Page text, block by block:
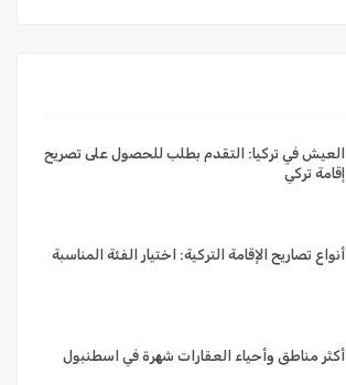
العيش في تركيا: التقدم بطلب للحصول على تصريح
إقامة تركي
أنواع تصاريح الإقامة التركية: اختيار الفئة المناسبة
أكثر مناطق وأحياء العقارات شهرة في اسطنبول